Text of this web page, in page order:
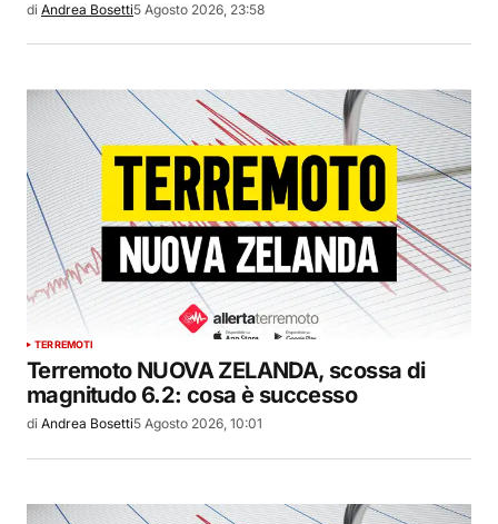
di Andrea Bosetti5 Agosto 2026, 23:58
TERREMOTI
Terremoto NUOVA ZELANDA, scossa di
magnitudo 6.2: cosa è successo
di Andrea Bosetti5 Agosto 2026, 10:01